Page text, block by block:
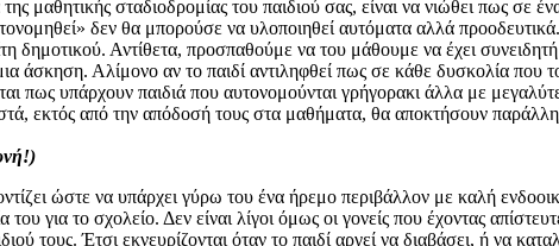
μαθητικής σταδιοδρομίας του παιδιού σας, είναι να νιώθει πως σε
δεν θα μπορούσε να υλοποιηθεί αυτόματα αλλά
δημοτικού. Αντίθετα, προσπαθούμε να του μάθουμε να έχει
άσκηση. Αλίμονο αν το παιδί αντιληφθεί πως σε κάθε δυσκολία που
πως υπάρχουν παιδιά που αυτονομούνται γρήγορακι άλλα με
εκτός από την απόδοσή τους στα μαθήματα, θα αποκτήσουν
ώστε να υπάρχει γύρω του ένα ήρεμο περιβάλλον με καλή
του για το σχολείο. Δεν είναι λίγοι όμως οι γονείς που έχοντας
τους. Έτσι εκνευρίζονται όταν το παιδί αργεί να διαβάσει, ή να